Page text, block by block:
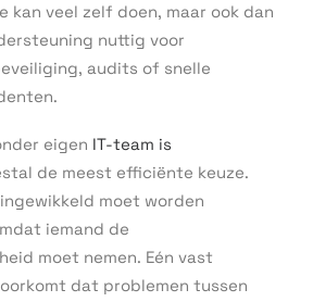
kan veel zelf doen, maar ook dan
nuttig voor
audits of snelle
eigen IT-team is
de meest efficiënte keuze.
moet worden
iemand de
moet nemen. Eén vast
dat problemen tussen